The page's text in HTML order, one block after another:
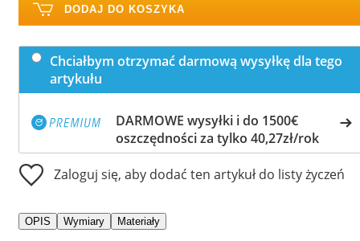
DODAJ DO KOSZYKA
Chciałbym otrzymać darmową wysyłkę dla tego
artykułu
DARMOWE wysyłki i do 1500€
oszczędności za tylko 40,27zł/rok
Zaloguj się, aby dodać ten artykuł do listy życzeń
OPIS Wymiary Materiały